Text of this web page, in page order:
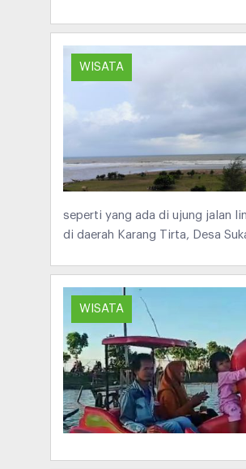
WISATA
seperti yang ada di ujung jalan
di daerah Karang Tirta, Desa
WISATA